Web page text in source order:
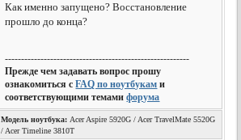
Как именно запущено? Восстановление
прошло до конца?
---------------------------------------------------------
Прежде чем задавать вопрос прошу
ознакомиться сFAQ по ноутбукам и
соответствующими темамифорума
Модель ноутбука: Acer Aspire 5920G / Acer TravelMate 5520G
/ Acer Timeline 3810T